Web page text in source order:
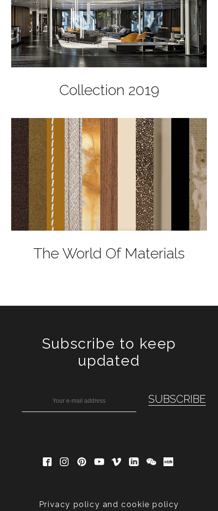
Collection 2019
The World Of Materials
Subscribe to keep
updated
Privacy policy and cookie policy